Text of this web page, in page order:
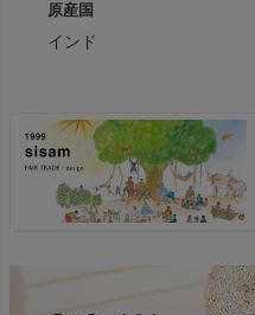
原産国
インド